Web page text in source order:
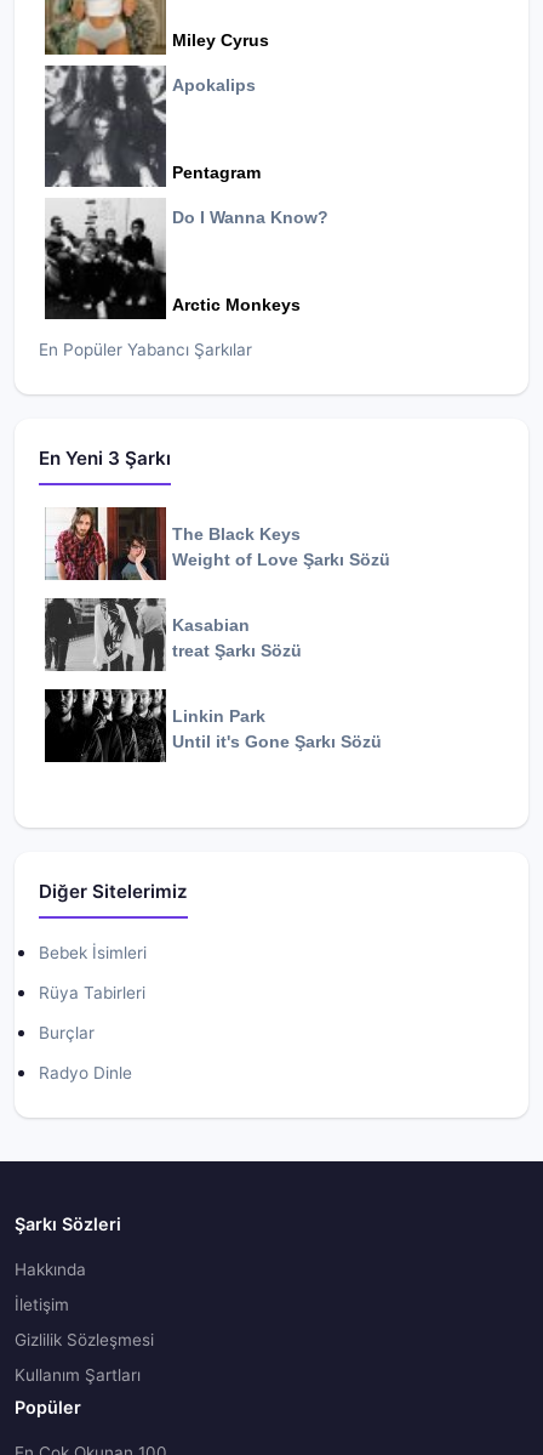
Miley Cyrus
Apokalips
Pentagram
Do I Wanna Know?
Arctic Monkeys
En Popüler Yabancı Şarkılar
En Yeni 3 Şarkı
The Black Keys
Weight of Love Şarkı Sözü
Kasabian
treat Şarkı Sözü
Linkin Park
Until it's Gone Şarkı Sözü
Diğer Sitelerimiz
Bebek İsimleri
Rüya Tabirleri
Burçlar
Radyo Dinle
Şarkı Sözleri
Hakkında
İletişim
Gizlilik Sözleşmesi
Kullanım Şartları
Popüler